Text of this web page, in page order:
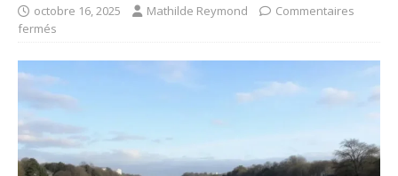
octobre 16, 2025 Mathilde Reymond
Commentaires
fermés